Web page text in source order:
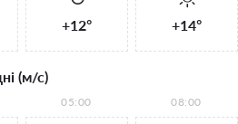
+12° +14°
(м/с)
05:00 08:00